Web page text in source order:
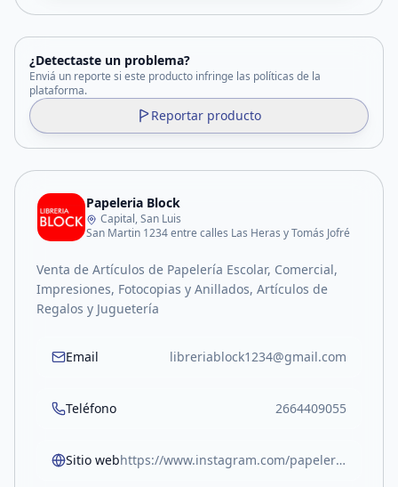
¿Detectaste un problema?
Enviá un reporte si este producto infringe las políticas de la
plataforma.
Reportar producto
Papeleria Block
Capital, San Luis
San Martin 1234 entre calles Las Heras y Tomás Jofré
Venta de Artículos de Papelería Escolar, Comercial,
Impresiones, Fotocopias y Anillados, Artículos de
Regalos y Juguetería
Email libreriablock1234@gmail.com
Teléfono 2664409055
Sitio web https://www.instagram.com/papeleriablock.sl?igsh=MW05Z3RocjUwOTlvOA%3D%3D